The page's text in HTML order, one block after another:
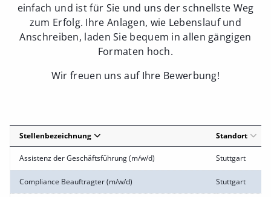
einfach und ist für Sie und uns der schnellste Weg
zum Erfolg. Ihre Anlagen, wie Lebenslauf und
Anschreiben, laden Sie bequem in allen gängigen
Formaten hoch.
Wir freuen uns auf Ihre Bewerbung!
Stellenbezeichnung Standort
Assistenz der Geschäftsführung (m/w/d) Stuttgart
Compliance Beauftragter (m/w/d) Stuttgart